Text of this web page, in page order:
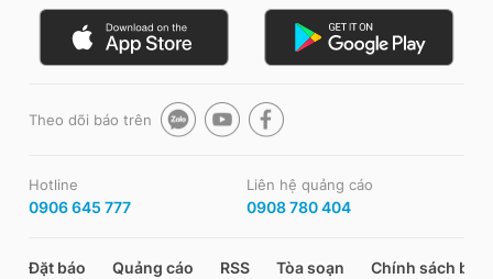
Theo dõi báo trên
Hotline
0906 645 777
Liên hệ quảng cáo
0908 780 404
Đặt báo Quảng cáo RSS Tòa soạn Chính sách bảo